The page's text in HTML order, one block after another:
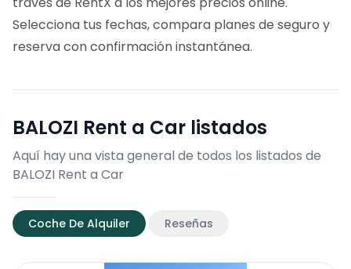
Selecciona tus fechas, compara planes de seguro y
reserva con confirmación instantánea.
BALOZI Rent a Car listados
Aquí hay una vista general de todos los listados de
BALOZI Rent a Car
Coche De Alquiler Reseñas